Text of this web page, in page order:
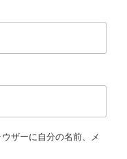
ザーに自分の名前、メ